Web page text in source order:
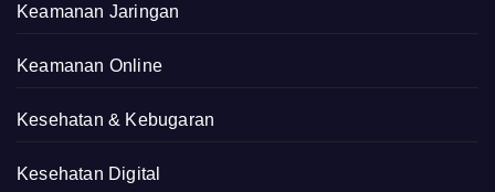
Keamanan Jaringan
Keamanan Online
Kesehatan & Kebugaran
Kesehatan Digital